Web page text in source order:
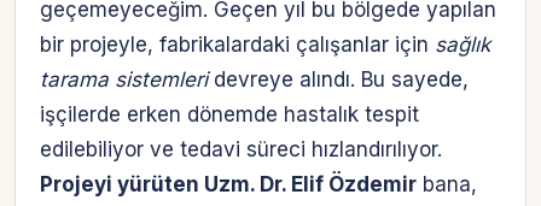
geçemeyeceğim. Geçen yıl bu bölgede yapılan
bir projeyle, fabrikalardaki çalışanlar için sağlık
tarama sistemleridevreye alındı. Bu sayede,
işçilerde erken dönemde hastalık tespit
edilebiliyor ve tedavi süreci hızlandırılıyor.
Projeyi yürüten Uzm. Dr. Elif Özdemir bana,